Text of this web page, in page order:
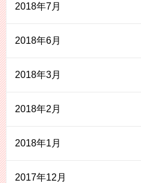
2018年7月
2018年6月
2018年3月
2018年2月
2018年1月
2017年12月